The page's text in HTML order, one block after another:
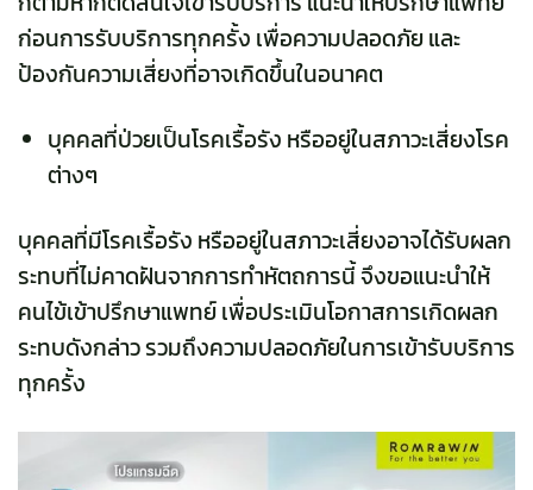
ก่อนการรับบริการทุกครั้ง เพื่อความปลอดภัย และ
ป้องกันความเสี่ยงที่อาจเกิดขึ้นในอนาคต
บุคคลที่ป่วยเป็นโรคเรื้อรัง หรืออยู่ในสภาวะเสี่ยงโรค
ต่างๆ
บุคคลที่มีโรคเรื้อรัง หรืออยู่ในสภาวะเสี่ยงอาจได้รับผลก
ระทบที่ไม่คาดฝันจากการทำหัตถการนี้จึงขอแนะนำให้
คนไข้เข้าปรึกษาแพทย์ เพื่อประเมินโอกาสการเกิดผลก
ระทบดังกล่าว รวมถึงความปลอดภัยในการเข้ารับบริการ
ทุกครั้ง